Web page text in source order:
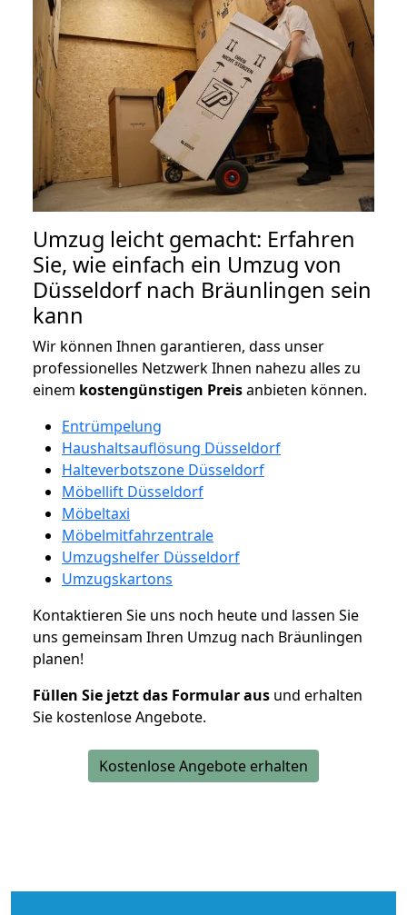
Umzug leicht gemacht: Erfahren
Sie, wie einfach ein Umzug von
Düsseldorf nach Bräunlingen sein
kann
Wir können Ihnen garantieren, dass unser
professionelles Netzwerk Ihnen nahezu alles zu
einem kostengünstigen Preisanbieten können.
Entrümpelung
Haushaltsauflösung Düsseldorf
Halteverbotszone Düsseldorf
Möbellift Düsseldorf
Möbeltaxi
Möbelmitfahrzentrale
Umzugshelfer Düsseldorf
Umzugskartons
Kontaktieren Sie uns noch heute und lassen Sie
uns gemeinsam Ihren Umzug nach Bräunlingen
planen!
Füllen Sie jetzt das Formular aus und erhalten
Sie kostenlose Angebote.
Kostenlose Angebote erhalten